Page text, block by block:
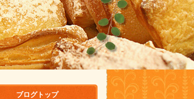
ブログトップ